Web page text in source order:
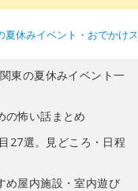
夏休みイベント・おでかけ
東の夏休みイベント一
の怖い話まとめ
27選。見どころ・日程
め屋内施設・室内遊び